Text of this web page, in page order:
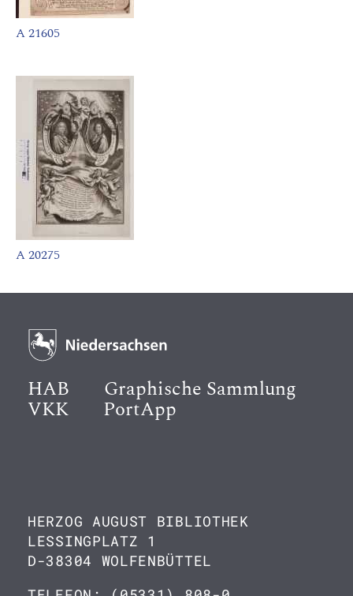
A 21605
A 20275
HAB Graphische Sammlung
VKK PortApp
HERZOG AUGUST BIBLIOTHEK
LESSINGPLATZ 1
D-38304 WOLFENBÜTTEL